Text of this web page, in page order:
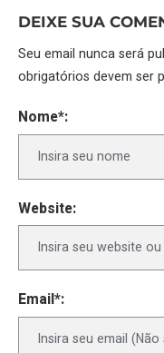
DEIXE SUA
Seu email nunca será
obrigatórios devem ser
Nome*:
Website:
Email*: